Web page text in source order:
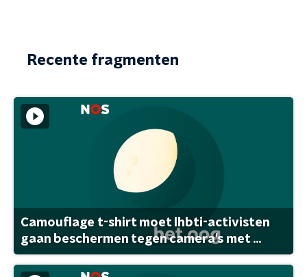
Recente fragmenten
Camouflage t-shirt moet lhbti-activisten
gaan beschermen tegen camera's met ...